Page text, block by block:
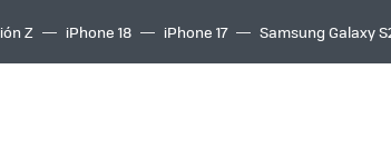
Z iPhone 18 iPhone 17 Samsung Galaxy